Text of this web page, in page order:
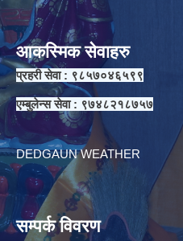
आकस्मिक सेवाहरु
प्रहरी सेवा : ९८५७०४६५९९
एम्बुलेन्स सेवा : ९७४८२१८७५७
DEDGAUN WEATHER
सम्पर्क विवरण